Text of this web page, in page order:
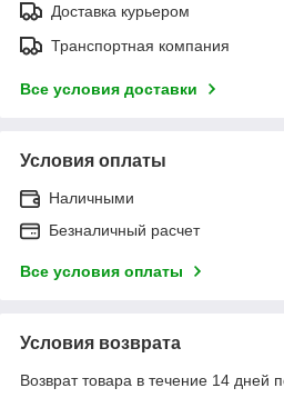
Доставка курьером
Транспортная компания
Все условия доставки
Условия оплаты
Наличными
Безналичный расчет
Все условия оплаты
Условия возврата
Возврат товара в течение 14 дней